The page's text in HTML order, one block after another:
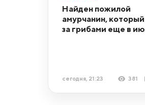
Найден пожилой
амурчанин,
за грибами еще в
сегодня, 21:23 381